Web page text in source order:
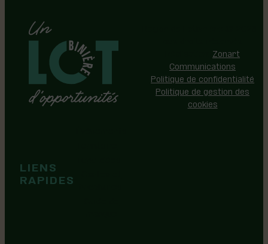
LIENS
RAPIDES
Zonart
Communications
Politique de confidentialité
Politique de gestion des
cookies